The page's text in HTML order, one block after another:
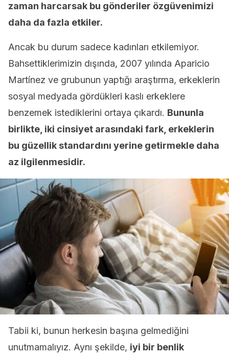
zaman harcarsak bu gönderiler özgüvenimizi
daha da fazla etkiler.
Ancak bu durum sadece kadınları etkilemiyor.
Bahsettiklerimizin dışında, 2007 yılında Aparicio
Martínez ve grubunun yaptığı araştırma, erkeklerin
sosyal medyada gördükleri kaslı erkeklere
benzemek istediklerini ortaya çıkardı. Bununla
birlikte, iki cinsiyet arasındaki fark, erkeklerin
bu güzellik standardını yerine getirmekle daha
az ilgilenmesidir.
Tabii ki, bunun herkesin başına gelmediğini
unutmamalıyız. Aynı şekilde, iyi bir benlik